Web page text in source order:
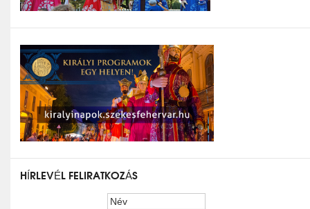
HÍRLEVÉL FELIRATKOZÁS